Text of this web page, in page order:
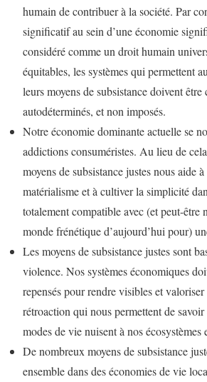
humain de contribuer à la société. Par
significatif au sein d’une économie
considéré comme un droit humain
équitables, les systèmes qui permettent
leurs moyens de subsistance doivent être
autodéterminés, et non imposés.
Notre économie dominante actuelle se
addictions consuméristes. Au lieu de
moyens de subsistance justes nous aide
matérialisme et à cultiver la simplicité
totalement compatible avec (et peut-être
monde frénétique d’aujourd’hui pour)
Les moyens de subsistance justes sont
violence. Nos systèmes économiques
repensés pour rendre visibles et
rétroaction qui nous permettent de
modes de vie nuisent à nos écosystèmes
De nombreux moyens de subsistance
ensemble dans des économies de vie